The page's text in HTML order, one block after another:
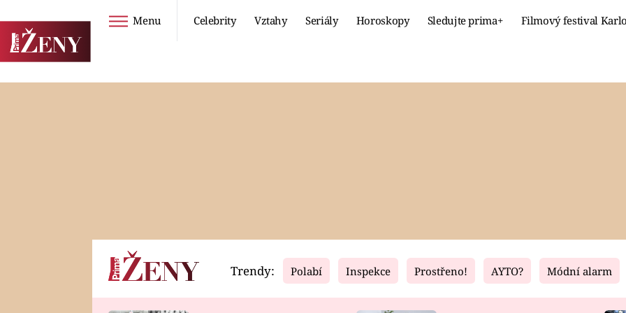
Menu Celebrity Vztahy Seriály Horoskopy Sledujte prima+ Filmový festival
Horoskopy Video Fresh Living
Trendy: Polabí Inspekce Prostřeno! AYTO? Módní alarm